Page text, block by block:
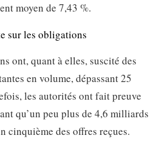
moyen de 7,43 %.
sur les obligations
ont, quant à elles, suscité des
en volume, dépassant 25
les autorités ont fait preuve
qu’un peu plus de 4,6 milliards
cinquième des offres reçues.